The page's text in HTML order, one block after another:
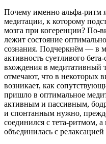
Почему именно альфа-ритм
медитации, к которому
мозга при когеренции? По-
лежит состояние
сознания. Подчеркнём — в
активность суетливого
вхождения в медитативный
отмечают, что в некоторых
возникает, как
пришло в оптимальное
активным и пассивным,
и спонтанным нужно,
соединился с тета-ритмом, а
объединилась с